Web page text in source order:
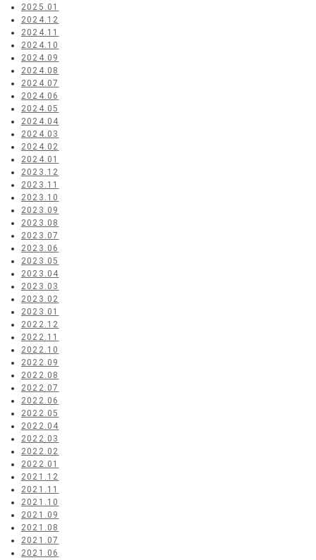
2025.01
2024.12
2024.11
2024.10
2024.09
2024.08
2024.07
2024.06
2024.05
2024.04
2024.03
2024.02
2024.01
2023.12
2023.11
2023.10
2023.09
2023.08
2023.07
2023.06
2023.05
2023.04
2023.03
2023.02
2023.01
2022.12
2022.11
2022.10
2022.09
2022.08
2022.07
2022.06
2022.05
2022.04
2022.03
2022.02
2022.01
2021.12
2021.11
2021.10
2021.09
2021.08
2021.07
2021.06